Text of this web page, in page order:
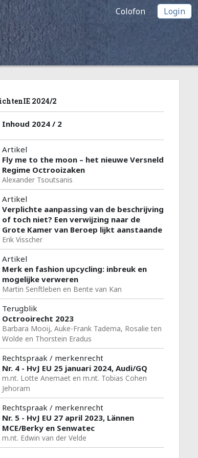
Colofon Login
2024/2
Inhoud 2024 / 2
Artikel
Fly me to the moon – het nieuwe Versneld
Regime Octrooizaken
Alexander Tsoutsanis
Artikel
Verplichte aanpassing van de beschrijving
of toch niet? Een verwijzing naar de
Grote Kamer van Beroep lijkt aanstaande
Erik Visscher
Artikel
Merk en fashion upcycling: inbreuk en
mogelijke verweren
Martin Senftleben en Bente van Kan
Terugblik
Octrooirecht 2023
Barbara Mooij, Auke-Frank Tadema, Rosalie ten
Wolde en Thorstein Eradus
Rechtspraak / merkenrecht
Nr. 4 - HvJ EU 25 januari 2024, Audi/GQ
m.nt. Lotte Anemaet en m.nt. Tobias Cohen
Jehoram
Rechtspraak / merkenrecht
Nr. 5 - HvJ EU 27 april 2023, Lännen
MCE/Berky en Senwatec
m.nt. Edwin van der Velde